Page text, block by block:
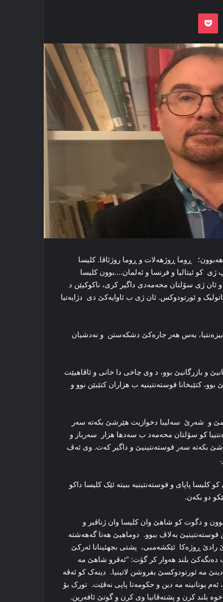
Odnoklassniki
Pocket
ڕوما ڕوژهەلات و ڕوما روژئاڤا. کلیسا
ژی کو ئیتالیا و فرنسا و ئەلمان….بوون کلیسا
ئان ژی سۆلتان محەمەدی داگیر کری، ناکوکیێن د
و ئورتودوکس. ئان ژی ب ئاوایەکێ دی دژایەتیا
بیزەنتیا، بەس هەر جارەکێ دشکەستن و نەدشیان
و بازرگانیێ بوو، د وی چاخی دا خانی و ئاڤاهیێت
کتێبخانا قوستەنتینیە ب هزاران کتێبێن نوو و
و شەرێ سەلیبا دخوازیت هێرشێ بکەتە سەر
کو سۆلتان محەمەد ب سەدها هزار سەرباز و
بکەتە سەر قوستەنتینیێ و داگیر کەت. وی ئەڤ
پاپای و قوستەنتینیە ببیتە ئێک کلیسا داكو
دو بکەن.
و دگوت كو شاهێ وان کلیسا وان ژناڤبر و
بەلاڤ ببوو. دوماهیێ هەتا گەهەشتە
رادێ ڕوژەکا ئێکشەمبی، پشتی بجهئینانا ئەرکێ
ب دەنگەکێ بلند هەوار کر گۆت: “ئەڤرو شاهێ مە
مە ئورتودوکسێ بفروشن لاتینیا. دینەک کو ئەڤە
ئەم یونانینە مە دین و حکومەتا پاپی نەڤێت. تورک بۆ
بلند کرن و پشتەڤانیا وی كرن و گوتێ ئافەرین.